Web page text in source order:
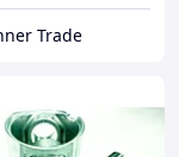
Trade